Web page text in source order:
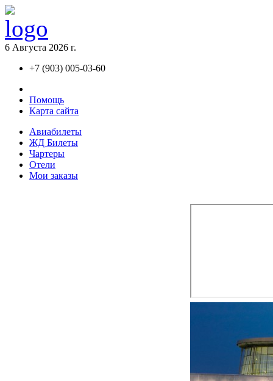
6 Августа 2026 г.
+7 (903) 005-03-60
Помощь
Карта сайта
Авиaбилеты
ЖД Билеты
Чартеры
Отели
Мои заказы